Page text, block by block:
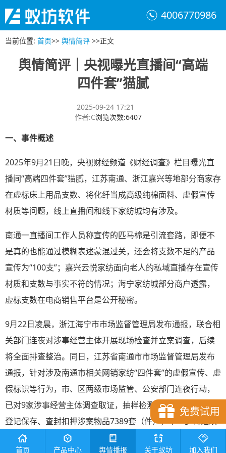
4006770986
当前位置: 首页>> 舆情简评 >>正文
舆情简评｜央视曝光直播间“高端
四件套”猫腻
2025-09-24 17:21
作者:C浏览次数:6407
一、 事件概述
2025年9月21日晚，央视财经频道《财经调查》栏目曝光直
播间“高端四件套”猫腻，江苏南通、浙江嘉兴等地部分商家存
在虚标床上用品支数、将化纤当成高级纯棉面料、虚假宣传
材质等问题，线上直播间和线下家纺城均有涉及。
南通一直播间工作人员称宣传的匹马棉是引流套路，即便不
是真的也能通过模糊表述蒙混过关，还会将支数不足的产品
宣传为“100支”；嘉兴云悦家纺面向老人的私域直播存在宣传
材质和支数与事实不符的情况；海宁家纺城部分商户透露，
虚标支数在电商销售平台是公开秘密。
9月22日凌晨，浙江海宁市市场监督管理局发布通报，联合相
关部门连夜对涉事经营主体开展现场检查并立案调查，后续
将全面排查整治。同日，江苏省南通市市场监督管理局发布
通报，针对涉及南通市相关网销家纺“四件套”的虚假宣传、虚
假标识等行为，市、区两级市场监管、公安部门连夜行动，
已对9家涉事经营主体调查取证，抽样检测产品67批次，先行
登记保存、查封扣押涉案物品7389套（件），下一步将继续
深入核查，依法从严从快处理，并开展家纺行业规范整治秋
免费试用
首页 产品中心 舆情播报 关于蚁坊 加入我们